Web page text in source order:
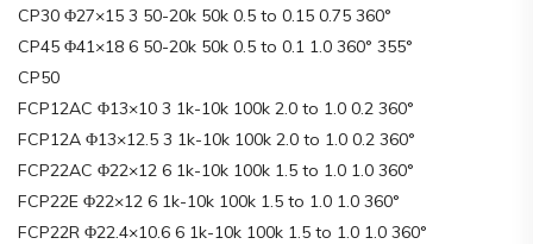
CP30 Φ27×15 3 50-20k 50k 0.5 to 0.15 0.75 360°
CP45 Φ41×18 6 50-20k 50k 0.5 to 0.1 1.0 360° 355°
CP50
FCP12AC Φ13×10 3 1k-10k 100k 2.0 to 1.0 0.2 360°
FCP12A Φ13×12.5 3 1k-10k 100k 2.0 to 1.0 0.2 360°
FCP22AC Φ22×12 6 1k-10k 100k 1.5 to 1.0 1.0 360°
FCP22E Φ22×12 6 1k-10k 100k 1.5 to 1.0 1.0 360°
FCP22R Φ22.4×10.6 6 1k-10k 100k 1.5 to 1.0 1.0 360°